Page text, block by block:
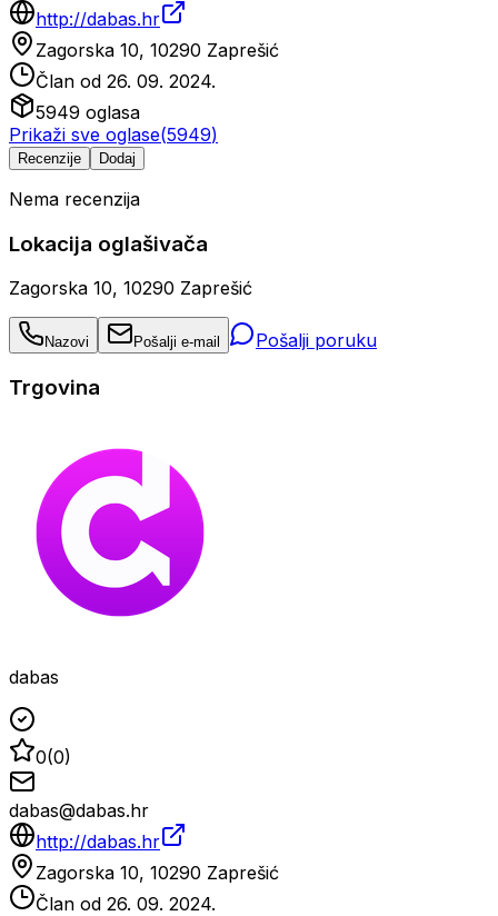
http://dabas.hr
Zagorska 10, 10290 Zaprešić
Član od 26. 09. 2024.
5949 oglasa
Prikaži sve oglase(5949)
Recenzije Dodaj
Nema recenzija
Lokacija oglašivača
Zagorska 10, 10290 Zaprešić
Nazovi Pošalji e-mail Pošalji poruku
Trgovina
dabas
0(0)
dabas@dabas.hr
http://dabas.hr
Zagorska 10, 10290 Zaprešić
Član od 26. 09. 2024.